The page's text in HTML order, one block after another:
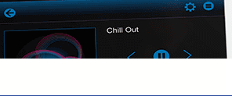
Cambiare parola attivazione Alexa?
Guida dettagliata